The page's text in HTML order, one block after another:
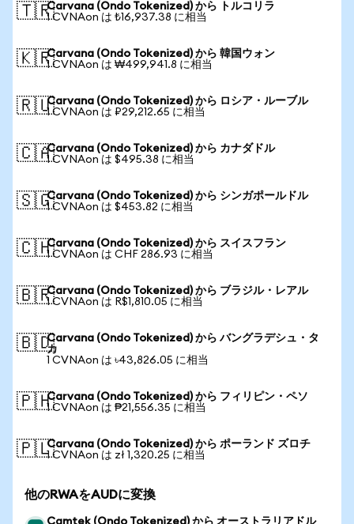
🇹🇷Carvana (Ondo Tokenized) から トルコリラ
1 CVNAon は ₺16,937.38 に相当
🇰🇷Carvana (Ondo Tokenized) から 韓国ウォン
1 CVNAon は ₩499,941.8 に相当
🇷🇺Carvana (Ondo Tokenized) から ロシア・ルーブル
1 CVNAon は ₽29,212.65 に相当
🇨🇦Carvana (Ondo Tokenized) から カナダドル
1 CVNAon は $495.38 に相当
🇸🇬Carvana (Ondo Tokenized) から シンガポールドル
1 CVNAon は $453.82 に相当
🇨🇭Carvana (Ondo Tokenized) から スイスフラン
1 CVNAon は CHF 286.93 に相当
🇧🇷Carvana (Ondo Tokenized) から ブラジル・レアル
1 CVNAon は R$1,810.05 に相当
🇧🇩Carvana (Ondo Tokenized) から バングラデシュ・タ
カ
1 CVNAon は ৳43,826.05 に相当
🇵🇭Carvana (Ondo Tokenized) から フィリピン・ペソ
1 CVNAon は ₱21,556.35 に相当
🇵🇱Carvana (Ondo Tokenized) から ポーランド ズロチ
1 CVNAon は zł 1,320.25 に相当
他のRWAをAUDに変換
Camtek (Ondo Tokenized) から オーストラリアドル